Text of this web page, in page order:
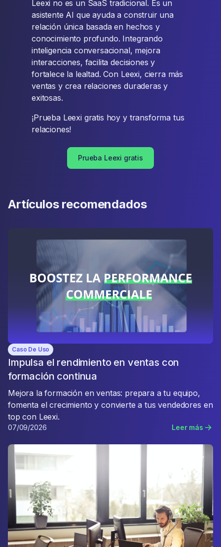
Leexi no es un SaaS tradicional. Es un
asistente AI que ayuda a construir una
relación única basada en hechos y
conocimiento profundo. Integrando
inteligencia conversacional, mejora
interacciones, facilita decisiones y
fortalece la lealtad. Con Leexi, cierra más
ventas y crea relaciones duraderas y
exitosas.
¡Prueba Leexi gratis hoy y transforma tus
relaciones!
Prueba Leexi gratis
Artículos recomendados
Caso De Uso
Impulsa el rendimiento en ventas con
formación continua
Mejora la formación en ventas: prepara a tu equipo,
fomenta el crecimiento y convierte a tus vendedores en
top con Leexi.
07/09/2026 Leer más